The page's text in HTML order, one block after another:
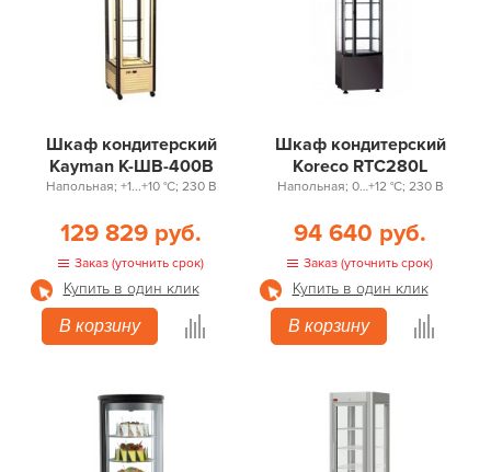
Шкаф кондитерский
Kayman К-ШВ-400В
Напольная; +1...+10 °С; 230 В
129 829 руб.
Заказ (уточнить срок)
Купить в один клик
В корзину
Шкаф кондитерский
Koreco RTC280L
Напольная; 0…+12 °С; 230 В
94 640 руб.
Заказ (уточнить срок)
Купить в один клик
В корзину